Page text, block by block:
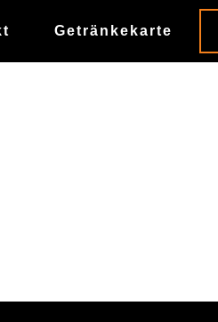
Getränkekarte